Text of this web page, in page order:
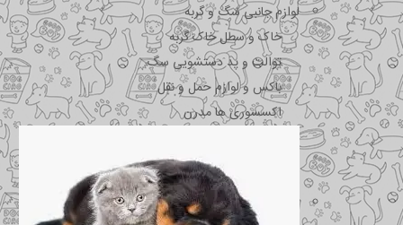
لوازم جانبی سگ و گربه
خاک و سطل خاک گربه
توالت و پد دستشویی سگ
باکس و لوازم حمل و نقل
اکسسوری ها مدرن